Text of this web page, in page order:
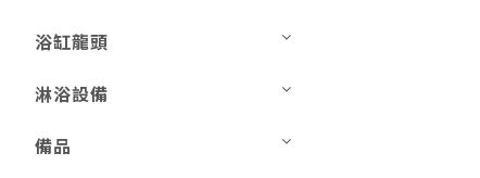
浴缸龍頭
淋浴設備
備品